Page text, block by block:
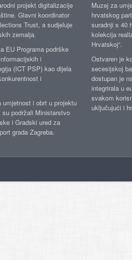
projekt digitalizacije
Glavni koordinator
Trust, a sudjeluje
zemalja.
EU Programa podrške
i
(ICT PSP) kao dijela
i
i obrt u projektu
podržali Ministarstvo
i Gradski ured za
grada Zagreba.
Muzej za
hrvatskog
suradnji s 40
kolekcija
Hrvatskoj“.
Ostvaren je
secesijskoj
dostupan je
integrirala u
svakom
uključujući i